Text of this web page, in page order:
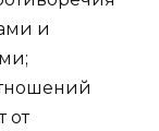
и
от